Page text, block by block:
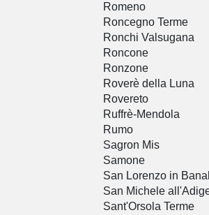
Romeno
Roncegno Terme
Ronchi Valsugana
Roncone
Ronzone
Roverè della Luna
Rovereto
Ruffrè-Mendola
Rumo
Sagron Mis
Samone
San Lorenzo in
San Michele
Sant'Orsola Terme